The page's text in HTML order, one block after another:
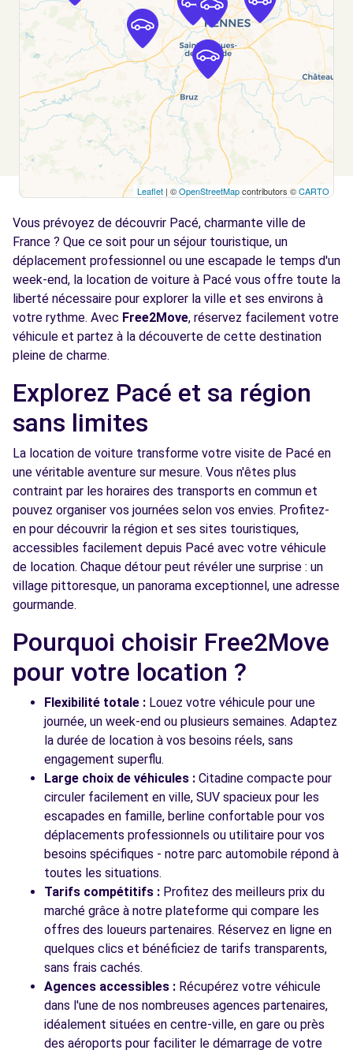
Free2Move Rent - GARAGE BEAUSEJOUR -
LA MEZIERE (C)
ZA DU BEAUSEJOUR
LA MEZIERE, 35520
Voir l'agence
Free2Move Rent - GARAGE CLEMENT LOIC -
GEVEZE (C)
8.2
km
41 RUE DE RENNES
GEVEZE, 35850
Voir l'agence
Free2Move Rent - AUTOMOBILES JTD -
MORDELLES (C)
km
MORDELLES, 35310
Voir l'agence
Free2move Rent - GARAGE ALAINMATE -
MELESSE (C)
10.1
km
RUE DES TILLEULS
MELESSE, 35520
Voir l'agence
km
51 Rue de Rennes
Cesson-Sévigné, FR-35, 35510
Voir l'agence
Voir toutes les agences
Leaflet | ©OpenStreetMapcontributors ©CARTO
Vous prévoyez de découvrir Pacé, charmante ville de
France ? Que ce soit pour un séjour touristique, un
déplacement professionnel ou une escapade le temps d'un
week-end, la location de voiture à Pacé vous offre toute la
liberté nécessaire pour explorer la ville et ses environs à
votre rythme. Avec Free2Move, réservez facilement votre
véhicule et partez à la découverte de cette destination
pleine de charme.
Explorez Pacé et sa région
sans limites
La location de voiture transforme votre visite de Pacé en
une véritable aventure sur mesure. Vous n'êtes plus
contraint par les horaires des transports en commun et
pouvez organiser vos journées selon vos envies. Profitez-
en pour découvrir la région et ses sites touristiques,
accessibles facilement depuis Pacé avec votre véhicule
de location. Chaque détour peut révéler une surprise : un
village pittoresque, un panorama exceptionnel, une adresse
gourmande.
Pourquoi choisir Free2Move
pour votre location ?
Flexibilité totale : Louez votre véhicule pour une
journée, un week-end ou plusieurs semaines. Adaptez
la durée de location à vos besoins réels, sans
engagement superflu.
Large choix de véhicules : Citadine compacte pour
circuler facilement en ville, SUV spacieux pour les
escapades en famille, berline confortable pour vos
déplacements professionnels ou utilitaire pour vos
besoins spécifiques - notre parc automobile répond à
toutes les situations.
Tarifs compétitifs : Profitez des meilleurs prix du
marché grâce à notre plateforme qui compare les
offres des loueurs partenaires. Réservez en ligne en
quelques clics et bénéficiez de tarifs transparents,
sans frais cachés.
Agences accessibles : Récupérez votre véhicule
dans l'une de nos nombreuses agences partenaires,
idéalement situées en centre-ville, en gare ou près
des aéroports pour faciliter le démarrage de votre